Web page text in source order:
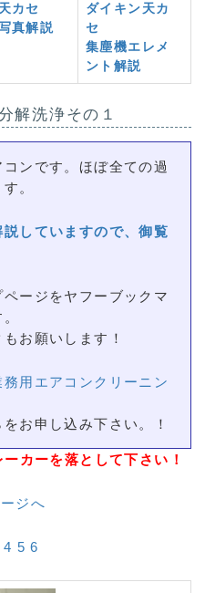
カセ
真解説
ダイキン天カ
セ
集塵機エレメ
ント解説
解洗浄その１
ンです。ほぼ全ての過
。
していますので、御覧
ージをヤフーブックマ
お願いします！
務用エアコンクリーニン
お申し込み下さい。！
カーを落として下さい！
ジへ
4 5 6